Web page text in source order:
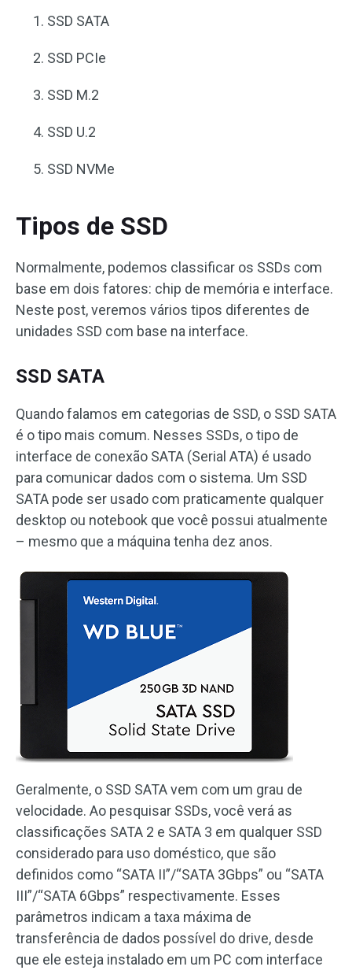
SSD SATA
SSD PCIe
SSD M.2
SSD U.2
SSD NVMe
Tipos de SSD
Normalmente, podemos classificar os SSDs com
base em dois fatores: chip de memória e interface.
Neste post, veremos vários tipos diferentes de
unidades SSD com base na interface.
SSD SATA
Quando falamos em categorias de SSD, o SSD SATA
é o tipo mais comum. Nesses SSDs, o tipo de
interface de conexão SATA (Serial ATA) é usado
para comunicar dados com o sistema. Um SSD
SATA pode ser usado com praticamente qualquer
desktop ou notebook que você possui atualmente
– mesmo que a máquina tenha dez anos.
Geralmente, o SSD SATA vem com um grau de
velocidade. Ao pesquisar SSDs, você verá as
classificações SATA 2 e SATA 3 em qualquer SSD
considerado para uso doméstico, que são
definidos como “SATA II”/“SATA 3Gbps” ou “SATA
III”/“SATA 6Gbps” respectivamente. Esses
parâmetros indicam a taxa máxima de
transferência de dados possível do drive, desde
que ele esteja instalado em um PC com interface